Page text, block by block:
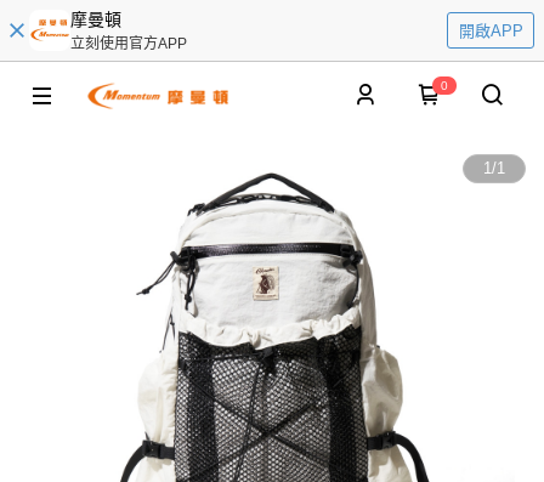
摩曼頓
立刻使用官方APP
開啟APP
0
1/1